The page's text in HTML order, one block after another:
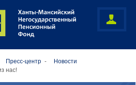
Пресс-центр
Новости
нас!